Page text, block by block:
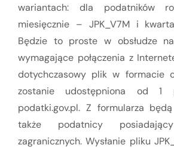
wariantach: dla podatników
miesięcznie – JPK_V7M i
Będzie to proste w obsłudze
wymagające połączenia z
dotychczasowy plik w formacie
zostanie udostępniona od 1
podatki.gov.pl. Z formularza
także podatnicy
zagranicznych. Wysłanie pliku